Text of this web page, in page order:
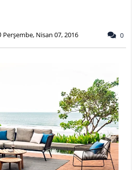
Perşembe, Nisan 07, 2016 0